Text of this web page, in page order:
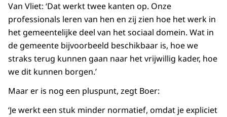
Van Vliet: ‘Dat werkt twee kanten op. Onze
professionals leren van hen en zij zien hoe het werk in
het gemeentelijke deel van het sociaal domein. Wat in
de gemeente bijvoorbeeld beschikbaar is, hoe we
straks terug kunnen gaan naar het vrijwillig kader, hoe
we dit kunnen borgen.’
Maar er is nog een pluspunt, zegt Boer:
‘Je werkt een stuk minder normatief, omdat je expliciet